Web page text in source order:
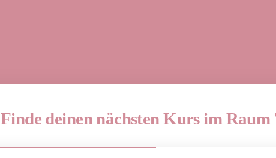
Finde deinen nächsten Kurs im Raum